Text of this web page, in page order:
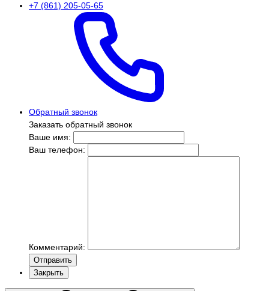
+7 (861) 205-05-65
Обратный звонок
Заказать обратный звонок
Ваше имя:
Ваш телефон:
Комментарий:
Отправить
Закрыть